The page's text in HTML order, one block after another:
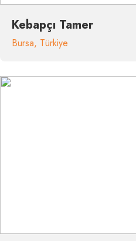
Kebapçı Tamer
Bursa, Türkiye